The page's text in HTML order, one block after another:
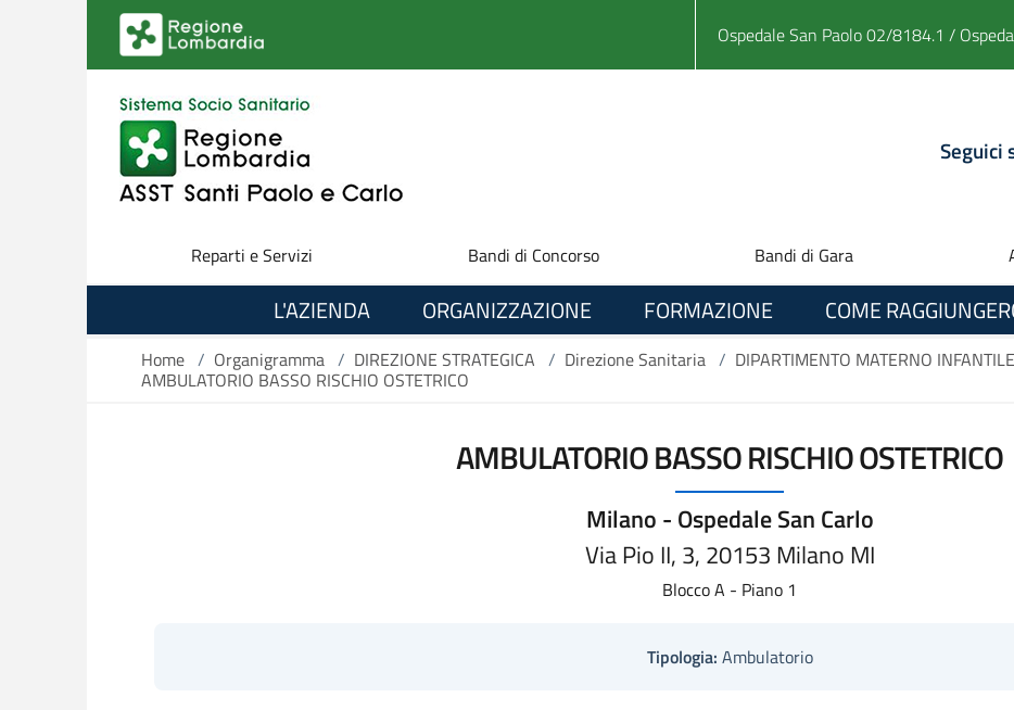
Salta al contenuto principale
Ospedale San Paolo 02/8184.1 /
Seguici
Reparti e Servizi Bandi di Concorso Bandi di Gara
L'AZIENDA ORGANIZZAZIONE FORMAZIONE COME
Home / Organigramma / DIREZIONE STRATEGICA / Direzione Sanitaria / DIPARTIMENTO MATERNO INFANTILE
AMBULATORIO BASSO RISCHIO OSTETRICO
AMBULATORIO BASSO RISCHIO OSTETRICO
Milano - Ospedale San Carlo
Via Pio II, 3, 20153 Milano MI
Blocco A - Piano 1
Tipologia: Ambulatorio